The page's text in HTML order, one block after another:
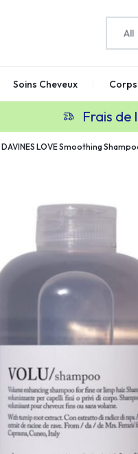
All
Soins Cheveux Corps
Frais de
DAVINES LOVE Smoothing